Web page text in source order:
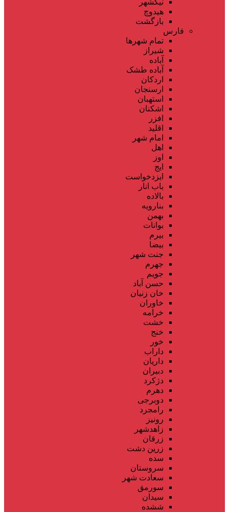
هیدوچ
بازگشت
فارس
تمام شهر‌ها
شیراز
آباده
آباده طشک
اردکان
ارسنجان
استهبان
اشکنان
افزر
اقلید
امام شهر
اهل
اوز
ایج
ایزدخواست
باب انار
بالاده
بنارویه
بهمن
بوانات
بیرم
بیضا
جنت شهر
جهرم
جویم
حسن آباد
خان زنیان
خاوران
خرامه
خشت
خنج
خور
داراب
داریان
دبیران
دژکرد
دهرم
دوبرجی
رامجرد
رونیز
زاهدشهر
زرقان
زرین دشت
سده
سروستان
سعادت شهر
سورمق
سیدان
ششده